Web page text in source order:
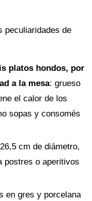
peculiaridades de
platos hondos, por
a la mesa: grueso
el calor de los
sopas y consomés
cm de diámetro,
postres o aperitivos
en gres y porcelana